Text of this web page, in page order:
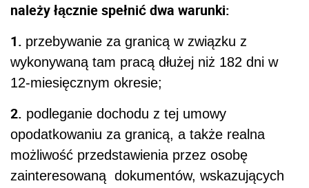
należy łącznie spełnić dwa warunki:
1. przebywanie za granicą w związku z
wykonywaną tam pracą dłużej niż 182 dni w
12-miesięcznym okresie;
2. podleganie dochodu z tej umowy
opodatkowaniu za granicą, a także realna
możliwość przedstawienia przez osobę
zainteresowaną dokumentów, wskazujących